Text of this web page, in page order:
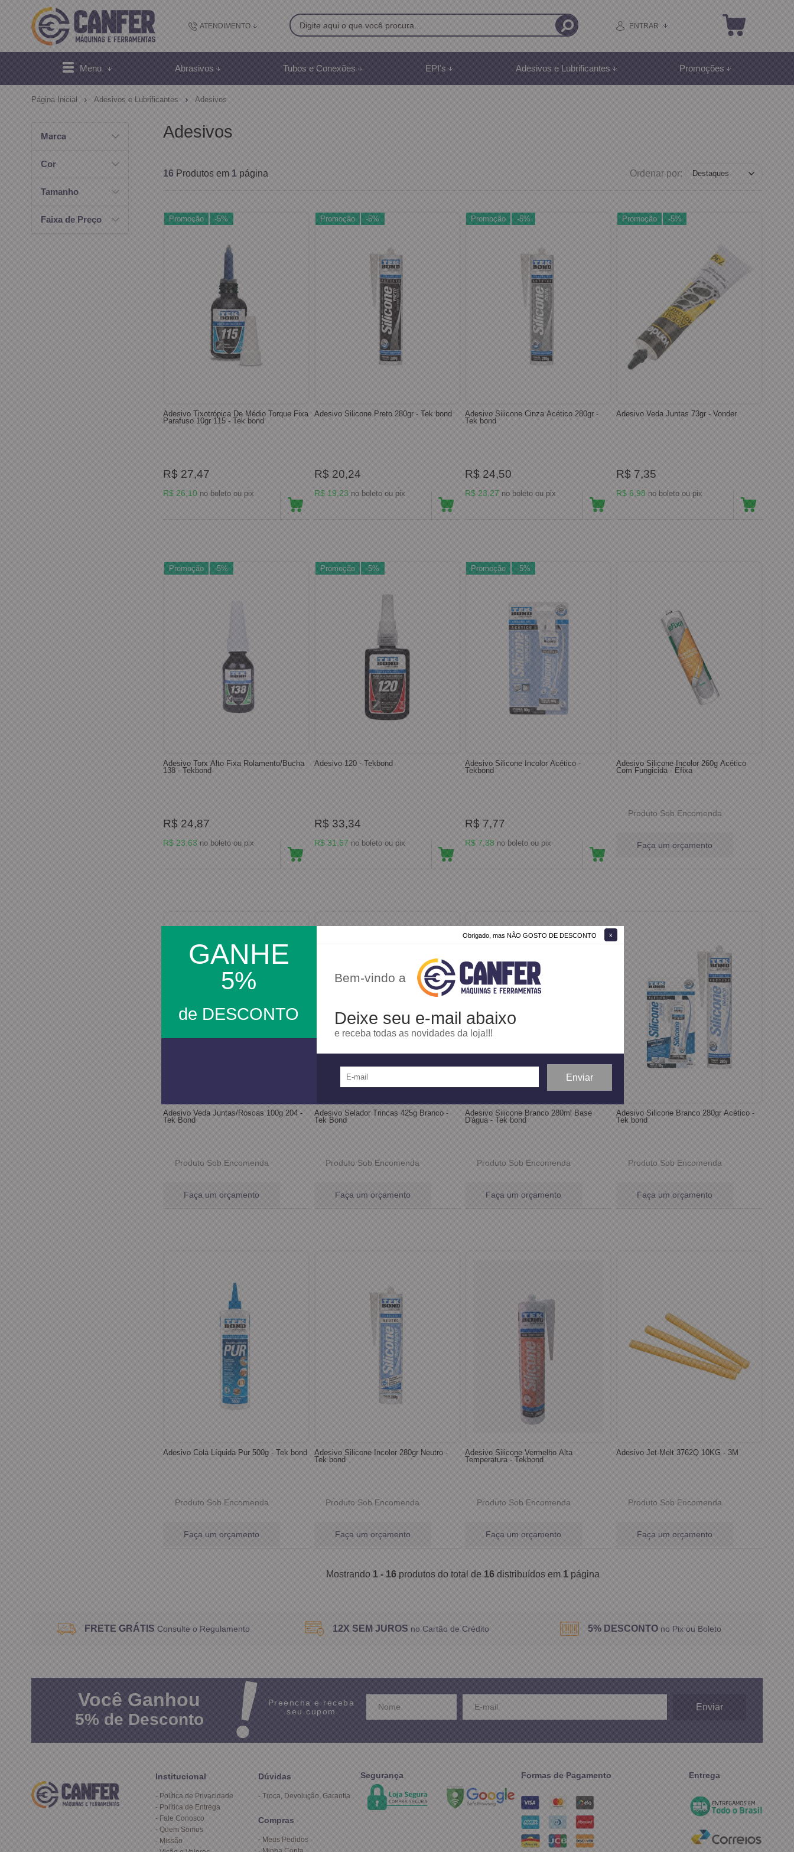
Obrigado, mas NÃO GOSTO DE DESCONTO
GANHE
5%
de DESCONTO
Bem-vindo a
Deixe seu e-mail abaixo
e receba todas as novidades da loja!!!
ATENDIMENTO
(48) 2102-9500
(48) 991887507
sac@canfer.com.br
Atendimento Online
ENTRAR
Menu Abrasivos Tubos e Conexões EPI's Adesivos e Lubrificantes Promoções
Página Inicial Adesivos e Lubrificantes Adesivos
Marca
Cor
Tamanho
Faixa de Preço
Adesivos
16 Produtos em 1 página Ordenar por:
Promoção -5%
Adesivo Tixotrópica De Médio Torque Fixa
Parafuso 10gr 115 - Tek bond
R$ 27,47
R$ 26,10 no boleto ou pix
Promoção -5%
Adesivo Silicone Preto 280gr - Tek bond
R$ 20,24
R$ 19,23 no boleto ou pix
Promoção -5%
Adesivo Silicone Cinza Acético 280gr -
Tek bond
R$ 24,50
R$ 23,27 no boleto ou pix
Promoção -5%
Adesivo Veda Juntas 73gr - Vonder
R$ 7,35
R$ 6,98 no boleto ou pix
Promoção -5%
Adesivo Torx Alto Fixa Rolamento/Bucha
138 - Tekbond
R$ 24,87
R$ 23,63 no boleto ou pix
Promoção -5%
Adesivo 120 - Tekbond
R$ 33,34
R$ 31,67 no boleto ou pix
Promoção -5%
Adesivo Silicone Incolor Acético -
Tekbond
R$ 7,77
R$ 7,38 no boleto ou pix
Adesivo Silicone Incolor 260g Acético
Com Fungicida - Efixa
Produto Sob Encomenda
Faça um orçamento
Adesivo Veda Juntas/Roscas 100g 204 -
Tek Bond
Produto Sob Encomenda
Faça um orçamento
Adesivo Selador Trincas 425g Branco -
Tek Bond
Produto Sob Encomenda
Faça um orçamento
Adesivo Silicone Branco 280ml Base
D'água - Tek bond
Produto Sob Encomenda
Faça um orçamento
Adesivo Silicone Branco 280gr Acético -
Tek bond
Produto Sob Encomenda
Faça um orçamento
Adesivo Cola Líquida Pur 500g - Tek bond
Produto Sob Encomenda
Faça um orçamento
Adesivo Silicone Incolor 280gr Neutro -
Tek bond
Produto Sob Encomenda
Faça um orçamento
Adesivo Silicone Vermelho Alta
Temperatura - Tekbond
Produto Sob Encomenda
Faça um orçamento
Adesivo Jet-Melt 3762Q 10KG - 3M
Produto Sob Encomenda
Faça um orçamento
Mostrando1 - 16produtos do total de16distribuídos em1página
FRETE GRÁTIS Consulte o Regulamento 12X SEM JUROS no Cartão de Crédito 5% DESCONTO no Pix ou Boleto
VocêGanhou
5%de Desconto
Preencha e receba
seu cupom
Institucional
Política de Privacidade
Política de Entrega
Fale Conosco
Quem Somos
Missão
Dúvidas
Troca, Devolução, Garantia
Compras
Meus Pedidos
Segurança Formas de Pagamento Entrega